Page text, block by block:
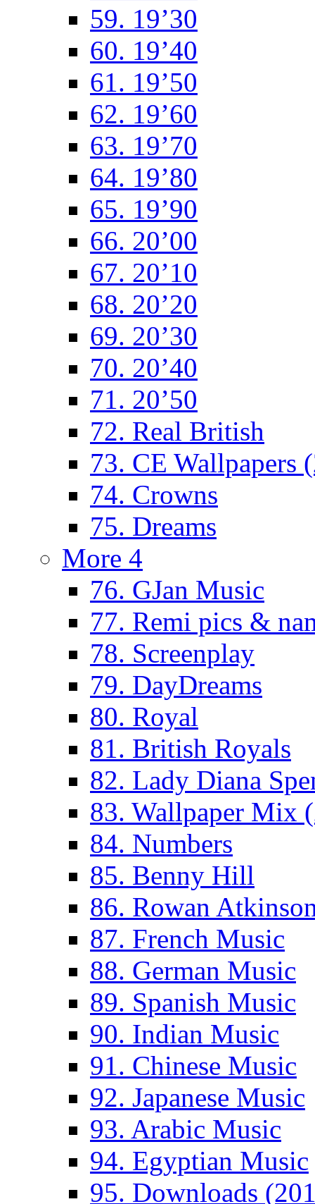
59. 19’30
60. 19’40
61. 19’50
62. 19’60
63. 19’70
64. 19’80
65. 19’90
66. 20’00
67. 20’10
68. 20’20
69. 20’30
70. 20’40
71. 20’50
72. Real British
73. CE Wallpapers
74. Crowns
75. Dreams
More 4
76. GJan Music
77. Remi pics &
78. Screenplay
79. DayDreams
80. Royal
81. British Royals
82. Lady Diana
83. Wallpaper Mix
84. Numbers
85. Benny Hill
86. Rowan
87. French Music
88. German Music
89. Spanish Music
90. Indian Music
91. Chinese Music
92. Japanese Music
93. Arabic Music
94. Egyptian Music
95. Downloads